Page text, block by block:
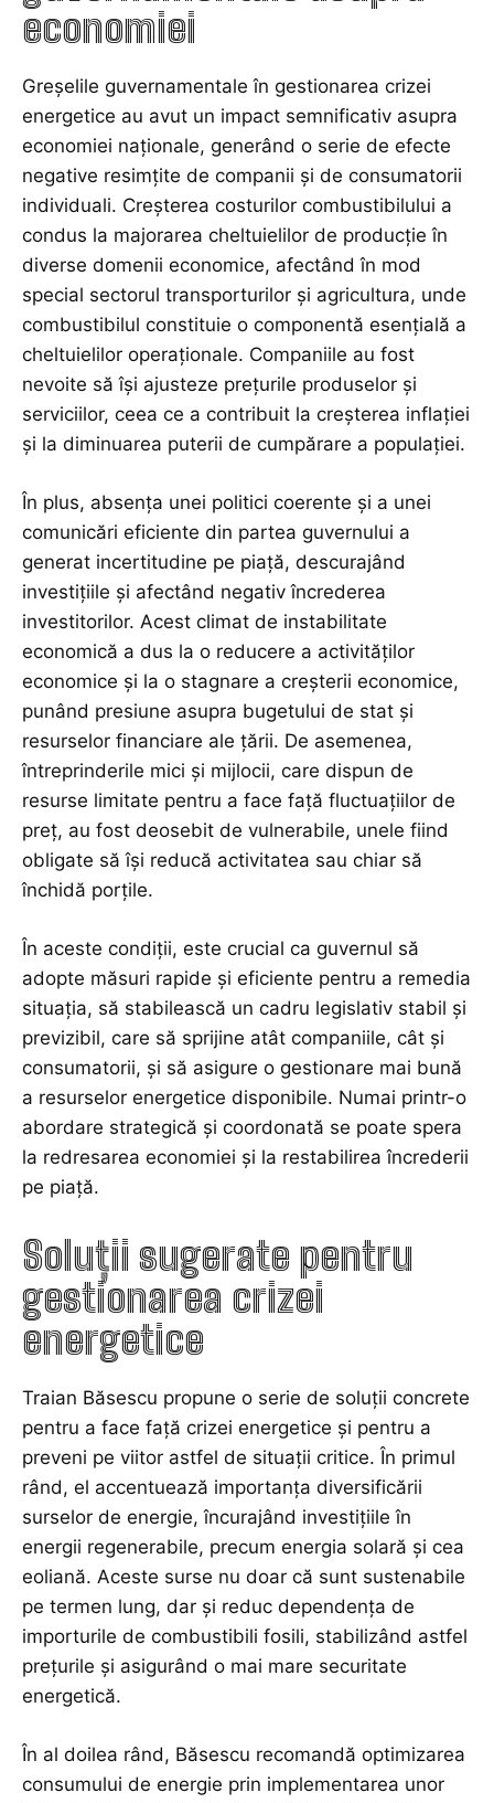
economiei
Greșelile guvernamentale în gestionarea crizei
energetice au avut un impact semnificativ asupra
economiei naționale, generând o serie de efecte
negative resimțite de companii și de consumatorii
individuali. Creșterea costurilor combustibilului a
condus la majorarea cheltuielilor de producție în
diverse domenii economice, afectând în mod
special sectorul transporturilor și agricultura, unde
combustibilul constituie o componentă esențială a
cheltuielilor operaționale. Companiile au fost
nevoite să își ajusteze prețurile produselor și
serviciilor, ceea ce a contribuit la creșterea inflației
și la diminuarea puterii de cumpărare a populației.
În plus, absența unei politici coerente și a unei
comunicări eficiente din partea guvernului a
generat incertitudine pe piață, descurajând
investițiile și afectând negativ încrederea
investitorilor. Acest climat de instabilitate
economică a dus la o reducere a activităților
economice și la o stagnare a creșterii economice,
punând presiune asupra bugetului de stat și
resurselor financiare ale țării. De asemenea,
întreprinderile mici și mijlocii, care dispun de
resurse limitate pentru a face față fluctuațiilor de
preț, au fost deosebit de vulnerabile, unele fiind
obligate să își reducă activitatea sau chiar să
închidă porțile.
În aceste condiții, este crucial ca guvernul să
adopte măsuri rapide și eficiente pentru a remedia
situația, să stabilească un cadru legislativ stabil și
previzibil, care să sprijine atât companiile, cât și
consumatorii, și să asigure o gestionare mai bună
a resurselor energetice disponibile. Numai printr-o
abordare strategică și coordonată se poate spera
la redresarea economiei și la restabilirea încrederii
pe piață.
Soluții sugerate pentru
gestionarea crizei
energetice
Traian Băsescu propune o serie de soluții concrete
pentru a face față crizei energetice și pentru a
preveni pe viitor astfel de situații critice. În primul
rând, el accentuează importanța diversificării
surselor de energie, încurajând investițiile în
energii regenerabile, precum energia solară și cea
eoliană. Aceste surse nu doar că sunt sustenabile
pe termen lung, dar și reduc dependența de
importurile de combustibili fosili, stabilizând astfel
prețurile și asigurând o mai mare securitate
energetică.
În al doilea rând, Băsescu recomandă optimizarea
consumului de energie prin implementarea unor